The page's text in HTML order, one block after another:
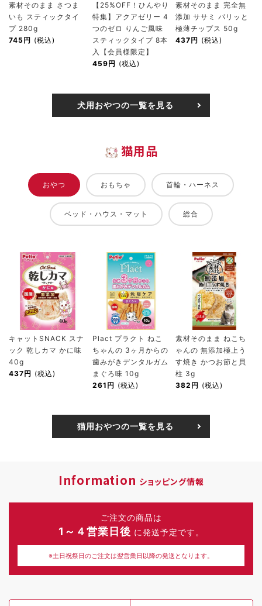
素材そのまま さつま
いも スティックタイ
プ 280g
745円 (税込)
【25%OFF！ひんやり
特集】アクアゼリー 4
つのゼロ りんご風味
スティックタイプ 8本
入【会員様限定】
459円 (税込)
素材そのまま 完全無
添加 ササミ パリッと
極薄チップス 50g
437円 (税込)
犬用おやつの一覧を見る
猫用品
おやつ おもちゃ 首輪・ハーネス
ベッド・ハウス・マット 総合
キャットSNACK スナ
ック 乾しカマ かに味
40g
437円 (税込)
Plact プラクト ねこ
ちゃんの 3ヶ月からの
歯みがきデンタルガム
まぐろ味 10g
261円 (税込)
素材そのまま ねこち
ゃんの 無添加極上う
す焼き かつお節と貝
柱 3g
382円 (税込)
猫用おやつの一覧を見る
Information ショッピング情報
ご注文の商品は
1～４営業日後 に発送予定です。
※土日祝祭日のご注文は翌営業日以降の発送となります。